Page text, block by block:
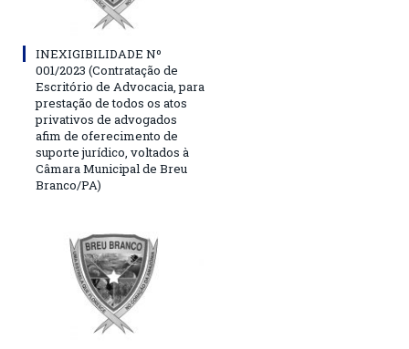
INEXIGIBILIDADE Nº
001/2023 (Contratação de
Escritório de Advocacia, para
prestação de todos os atos
privativos de advogados
afim de oferecimento de
suporte jurídico, voltados à
Câmara Municipal de Breu
Branco/PA)